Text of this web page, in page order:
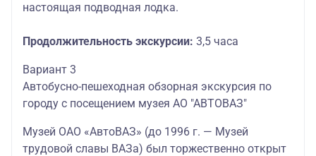
настоящая подводная лодка.
Продолжительность экскурсии: 3,5 часа
Вариант 3
Автобусно-пешеходная обзорная экскурсия по
городу с посещением музея АО "АВТОВАЗ"
Музей ОАО «АвтоВАЗ» (до 1996 г. — Музей
трудовой славы ВАЗа) был торжественно открыт